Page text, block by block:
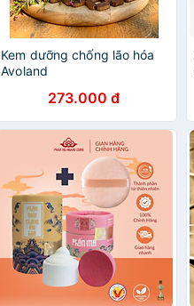
Kem dưỡng chống lão hóa
Avoland
273.000 đ